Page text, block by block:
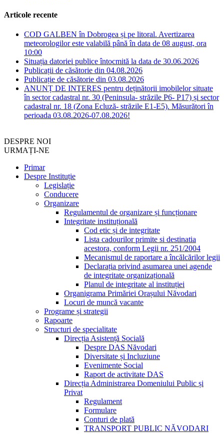
Articole recente
COD GALBEN în Dobrogea și pe litoral. Avertizarea
meteorologilor este valabilă până în data de 08 august, ora
10:00
Situația datoriei publice întocmită la data de 30.06.2026
Publicații de căsătorie din 04.08.2026
Publicație de căsătorie din 03.08.2026
ANUNȚ DE INTERES pentru deținătorii imobilelor situate
în sector cadastral nr. 30 (Peninsula- străzile P6- P17) și sector
cadastral nr. 18 (Zona Ecluză- străzile E1-E5). Măsurători în
perioada 03.08.2026-07.08.2026!
DESPRE NOI
URMAȚI-NE
Primar
Despre Instituție
Legislație
Conducere
Organizare
Regulamentul de organizare și funcționare
Integritate instituțională
Cod etic și de integritate
Lista cadourilor primite si destinatia
acestora, conform Legii nr. 251/2004
Mecanismul de raportare a încălcărilor legii
Declarația privind asumarea unei agende
de integritate organizațională
Planul de integritate al instituției
Organigrama Primăriei Orașului Năvodari
Locuri de muncă vacante
Programe și strategii
Rapoarte
Structuri de specialitate
Direcția Asistență Socială
Despre DAS Năvodari
Diversitate și Incluziune
Evenimente Social
Raport de activitate DAS
Direcția Administrarea Domeniului Public și
Privat
Regulament
Formulare
Conturi de plată
TRANSPORT PUBLIC NĂVODARI